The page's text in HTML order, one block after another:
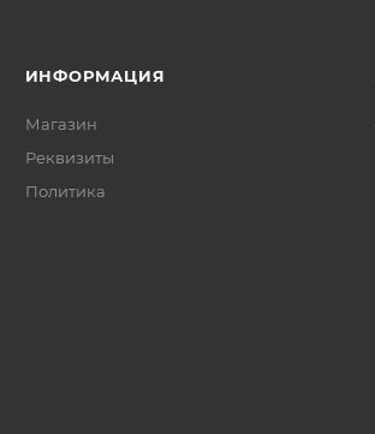
ИНФОРМАЦИЯ
Магазин
Реквизиты
Политика